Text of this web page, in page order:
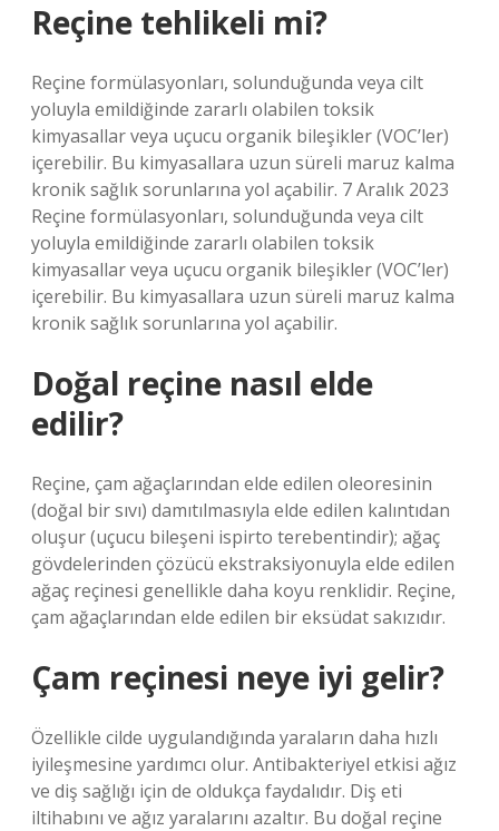
Reçine tehlikeli mi?
Reçine formülasyonları, solunduğunda veya cilt
yoluyla emildiğinde zararlı olabilen toksik
kimyasallar veya uçucu organik bileşikler (VOC’ler)
içerebilir. Bu kimyasallara uzun süreli maruz kalma
kronik sağlık sorunlarına yol açabilir. 7 Aralık 2023
Reçine formülasyonları, solunduğunda veya cilt
yoluyla emildiğinde zararlı olabilen toksik
kimyasallar veya uçucu organik bileşikler (VOC’ler)
içerebilir. Bu kimyasallara uzun süreli maruz kalma
kronik sağlık sorunlarına yol açabilir.
Doğal reçine nasıl elde
edilir?
Reçine, çam ağaçlarından elde edilen oleoresinin
(doğal bir sıvı) damıtılmasıyla elde edilen kalıntıdan
oluşur (uçucu bileşeni ispirto terebentindir); ağaç
gövdelerinden çözücü ekstraksiyonuyla elde edilen
ağaç reçinesi genellikle daha koyu renklidir. Reçine,
çam ağaçlarından elde edilen bir eksüdat sakızıdır.
Çam reçinesi neye iyi gelir?
Özellikle cilde uygulandığında yaraların daha hızlı
iyileşmesine yardımcı olur. Antibakteriyel etkisi ağız
ve diş sağlığı için de oldukça faydalıdır. Diş eti
iltihabını ve ağız yaralarını azaltır. Bu doğal reçine